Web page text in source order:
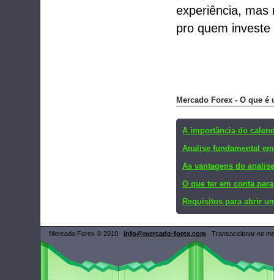
experiência, mas
pro quem
Mercado Forex - O que é
A importância do
Analise fundamental
As vantagens do
O que ter em conta
Requisitos para abrir
Mercado Forex © 2010 info@mercado-forex.com Transaccionar no